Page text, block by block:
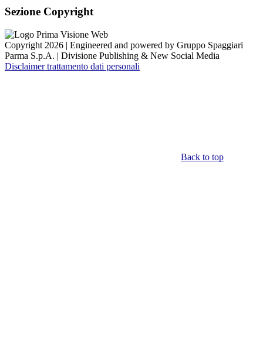
Sezione Copyright
Copyright 2026 | Engineered and powered by Gruppo Spaggiari
Parma S.p.A. | Divisione Publishing & New Social Media
Disclaimer trattamento dati personali
Back to top